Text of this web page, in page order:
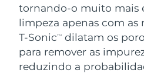
tornando-o muito mais
limpeza apenas com as
T-SonicTM
dilatam os
para remover as
reduzindo a
Espanha
Suécia
Suíça